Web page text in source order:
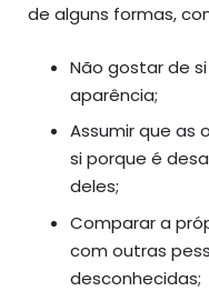
de alguns formas,
Não gostar de
aparência;
Assumir que as
si porque é
deles;
Comparar a
com outras
desconhecidas;